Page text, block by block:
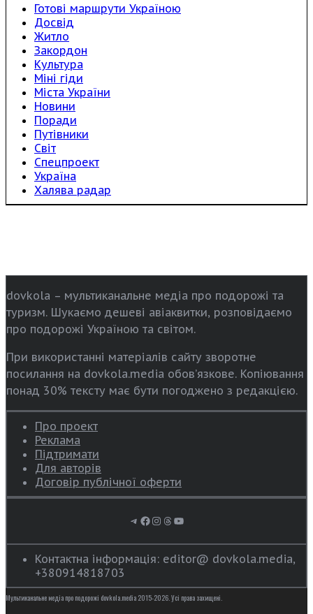
Готові маршрути Україною
Досвід
Житло
Закордон
Культура
Міні гіди
Міста України
Новини
Поради
Путівники
Світ
Спецпроект
Україна
Халява радар
dovkola – мультиканальне медіа про подорожі та
туризм. Шукаємо дешеві авіаквитки, розповідаємо
про подорожі Україною та світом.
При використанні матеріалів сайту зворотне
посилання на dovkola.media обов’язкове. Копіювання
понад 30% тексту має бути погоджено з редакцією.
Про проект
Реклама
Підтримати
Для авторів
Договір публічної оферти
Telegram
Facebook
Instagram
Threads
YouTube
Контактна інформація: editor@ dovkola.media,
+380914818703
Мультиканальне медіа про подорожі dovkola.media 2015-2026. Усі права захищені.